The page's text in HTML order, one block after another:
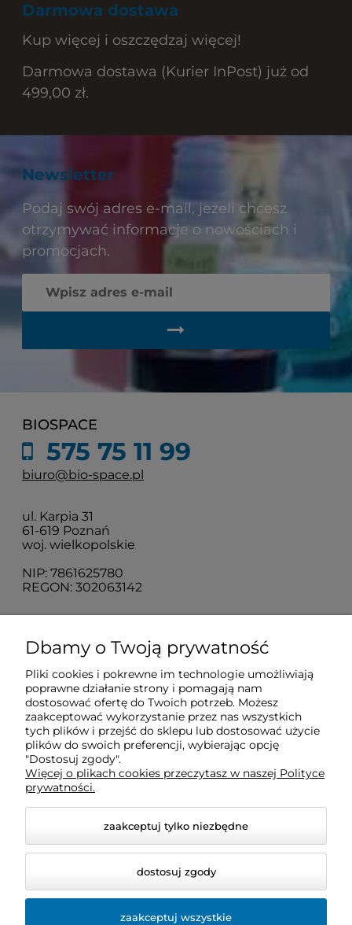
Darmowa dostawa
Kup więcej i oszczędzaj więcej!
Darmowa dostawa (Kurier InPost) już od
499,00 zł.
Newsletter
Podaj swój adres e-mail, jeżeli chcesz
otrzymywać informacje o nowościach i
promocjach.
BIOSPACE
575 75 11 99
biuro@bio-space.pl
ul. Karpia 31
61-619 Poznań
woj. wielkopolskie
NIP: 7861625780
REGON: 302063142
O nas
Obsługa klienta
Pomoc
Moje konto
Dbamy o Twoją prywatność
Pliki cookies i pokrewne im technologie umożliwiają
poprawne działanie strony i pomagają nam
dostosować ofertę do Twoich potrzeb. Możesz
zaakceptować wykorzystanie przez nas wszystkich
tych plików i przejść do sklepu lub dostosować użycie
plików do swoich preferencji, wybierając opcję
"Dostosuj zgody".
Więcej o plikach cookies przeczytasz w naszej Polityce
prywatności.
zaakceptuj tylko niezbędne
dostosuj zgody
zaakceptuj wszystkie